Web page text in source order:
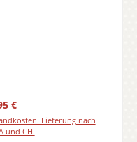
Preis:
€
Lieferung nach
und CH.